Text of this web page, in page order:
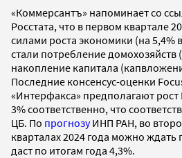
«Коммерсантъ» напоминает со
Росстата, что в первом квартале
силами роста экономики (на
стали потребление домохозяйств
накопление капитала
Последние консенсус-оценки
«Интерфакса» предполагают рост
3% соответственно, что
ЦБ. По прогнозуИНП РАН, во
кварталах 2024 года можно ждать
даст по итогам года 4,3%.